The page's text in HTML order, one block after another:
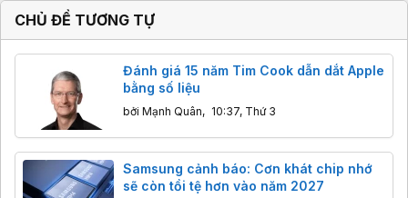
CHỦ ĐỀ TƯƠNG TỰ
Đánh giá 15 năm Tim Cook dẫn dắt Apple
bằng số liệu
bởi Mạnh Quân, 10:37, Thứ 3
Samsung cảnh báo: Cơn khát chip nhớ
sẽ còn tồi tệ hơn vào năm 2027